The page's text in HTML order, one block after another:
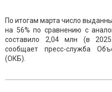
По итогам марта число
на 56% по сравнению с
составило 2,04 млн (в
сообщает пресс-служба
(ОКБ).